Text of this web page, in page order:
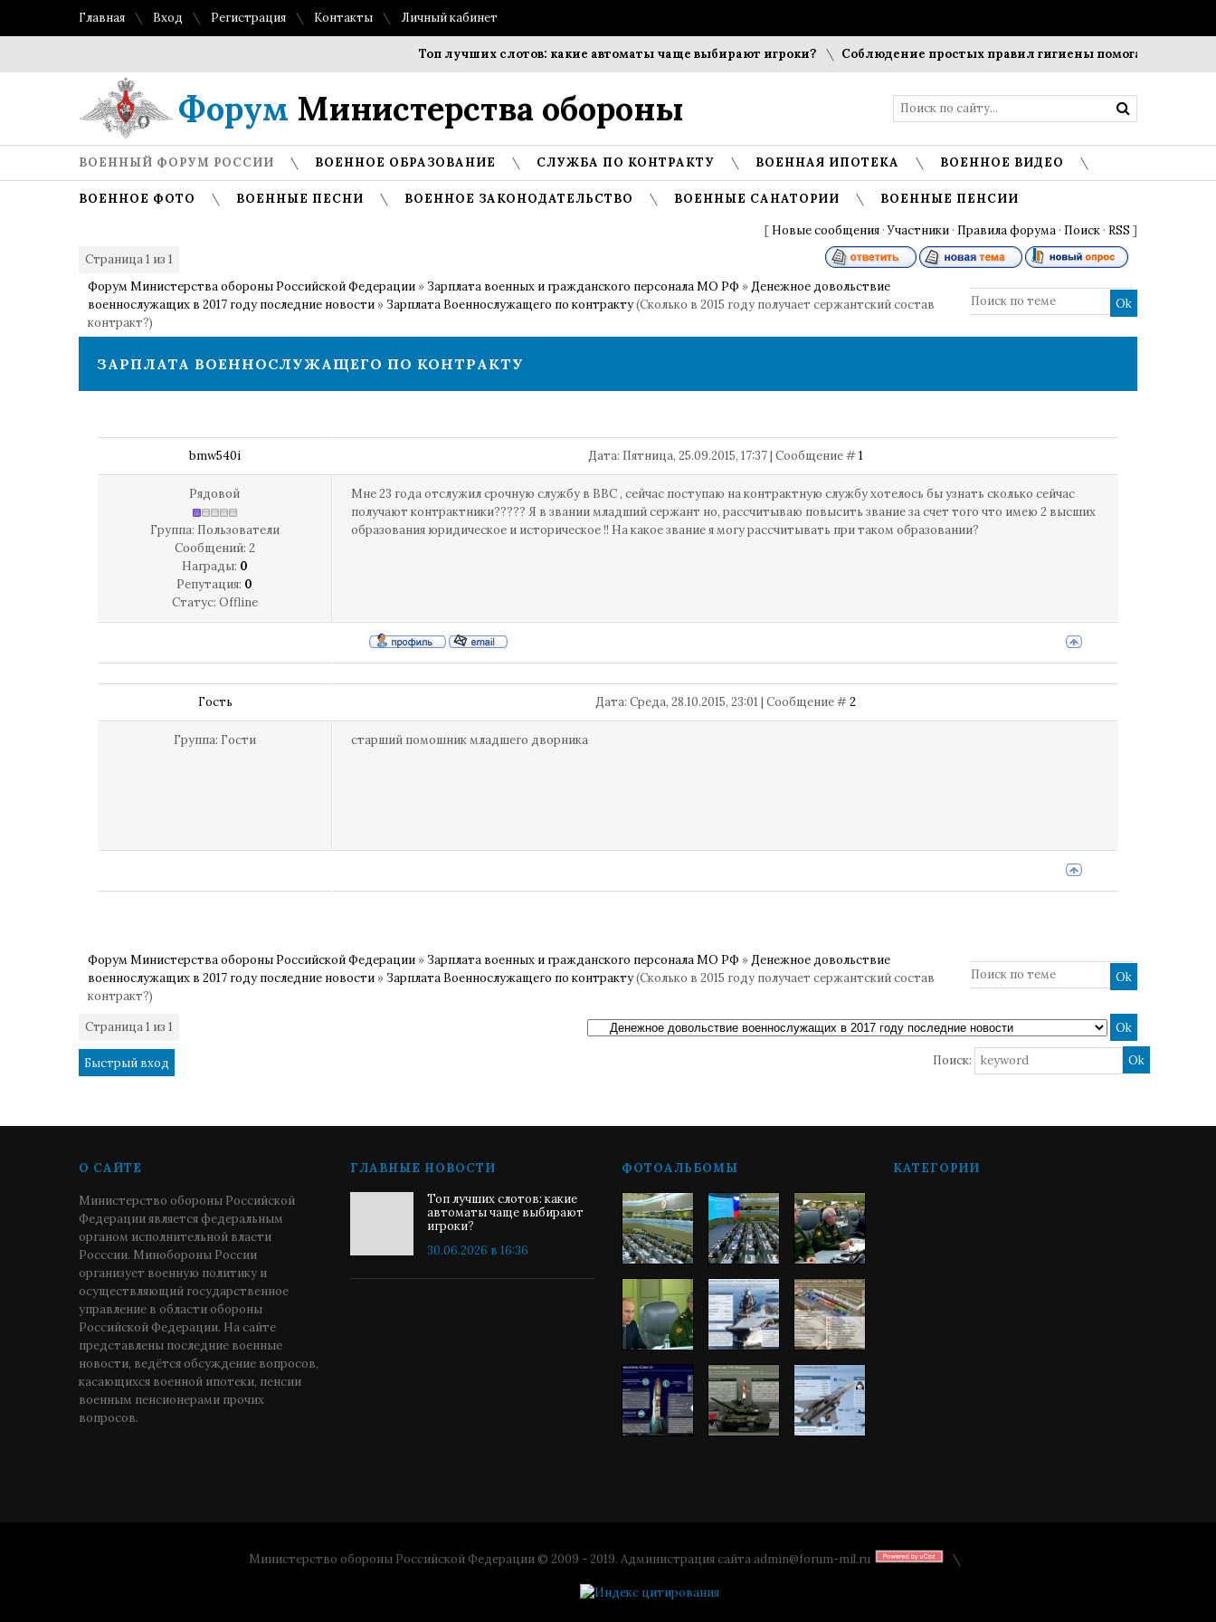
Главная Вход Регистрация Контакты Личный кабинет
Топ лучших слотов: какие автоматы чаще выбирают игроки? Соблюдение простых правил гигиены помогает
Форум Министерства обороны
ВОЕННЫЙ ФОРУМ РОССИИ ВОЕННОЕ ОБРАЗОВАНИЕ СЛУЖБА ПО КОНТРАКТУ ВОЕННАЯ ИПОТЕКА ВОЕННОЕ ВИДЕО
ВОЕННОЕ ФОТО ВОЕННЫЕ ПЕСНИ ВОЕННОЕ ЗАКОНОДАТЕЛЬСТВО ВОЕННЫЕ САНАТОРИИ ВОЕННЫЕ ПЕНСИИ
[ Новые сообщения ·Участники · Правила форума · Поиск · RSS ]
Страница1 из 1
Форум Министерства обороны Российской Федерации » Зарплата военных и гражданского персонала МО РФ »Денежное довольствие
военнослужащих в 2017 году последние новости » Зарплата Военнослужащего по контракту(Сколько в 2015 году получает сержантский состав
контракт?)
ЗАРПЛАТА ВОЕННОСЛУЖАЩЕГО ПО КОНТРАКТУ
bmw540i Дата: Пятница, 25.09.2015, 17:37 | Сообщение #1
Рядовой
Группа: Пользователи
Сообщений: 2
Награды: 0
Репутация: 0
Статус: Offline
Мне 23 года отслужил срочную службу в ВВС , сейчас поступаю на контрактную службу хотелось бы узнать сколько сейчас
получают контрактники????? Я в звании младший сержант но, рассчитываю повысить звание за счет того что имею 2 высших
образования юридическое и историческое !! На какое звание я могу рассчитывать при таком образовании?
Гость Дата: Среда, 28.10.2015, 23:01 | Сообщение #2
Группа: Гости старший помошник младшего дворника
Форум Министерства обороны Российской Федерации » Зарплата военных и гражданского персонала МО РФ »Денежное довольствие
военнослужащих в 2017 году последние новости » Зарплата Военнослужащего по контракту(Сколько в 2015 году получает сержантский состав
контракт?)
Страница1 из 1
Поиск:
О САЙТЕ
Министерство обороны Российской
Федерации является федеральным
органом исполнительной власти
Росссии. Минобороны России
организует военную политику и
осуществляющий государственное
управление в области обороны
Российской Федерации. На сайте
представлены последние военные
новости, ведётся обсуждение вопросов,
касающихся военной ипотеки, пенсии
военным пенсионерами прочих
вопросов.
ГЛАВНЫЕ НОВОСТИ
Топ лучших слотов: какие
автоматы чаще выбирают
игроки?
30.06.2026 в 16:36
ФОТОАЛЬБОМЫ КАТЕГОРИИ
Министерство обороны Российской Федерации © 2009 - 2019. Администрация сайта admin@forum-mil.ru